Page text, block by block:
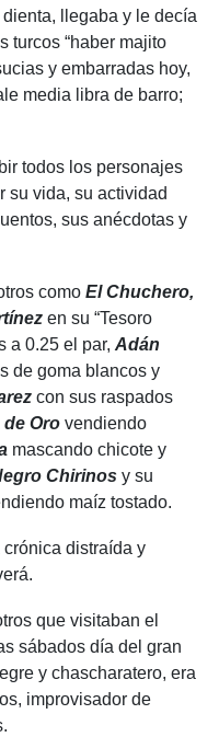
llegaba y le decía
turcos “haber majito
y embarradas hoy,
media libra de barro;
todos los personajes
su vida, su actividad
sus anécdotas y
como El Chuchero,
en su “Tesoro
a 0.25 el par, Adán
de goma blancos y
con sus raspados
Oro vendiendo
mascando chicote y
Chirinos y su
maíz tostado.
distraída y
que visitaban el
sábados día del gran
y chascharatero, era
improvisador de